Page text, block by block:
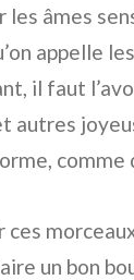
âmes
appelle
il faut
autres
comme
un bon